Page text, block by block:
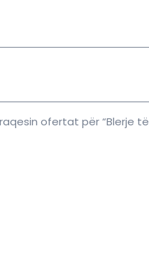
ofertat për “Blerje të